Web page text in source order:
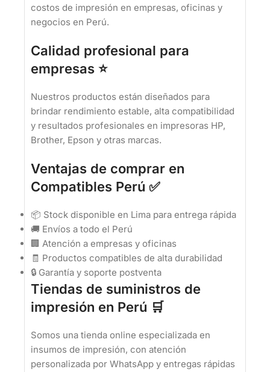
costos de impresión en empresas, oficinas y
negocios en Perú.
Calidad profesional para
empresas ⭐
Nuestros productos están diseñados para
brindar rendimiento estable, alta compatibilidad
y resultados profesionales en impresoras HP,
Brother, Epson y otras marcas.
Ventajas de comprar en
Compatibles Perú ✅
📦 Stock disponible en Lima para entrega rápida
🚚 Envíos a todo el Perú
🏢 Atención a empresas y oficinas
🧾 Productos compatibles de alta durabilidad
🔒 Garantía y soporte postventa
Tiendas de suministros de
impresión en Perú 🛒
Somos una tienda online especializada en
insumos de impresión, con atención
personalizada por WhatsApp y entregas rápidas